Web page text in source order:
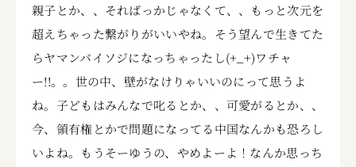
親子とか、、そればっかじゃなくて、、もっと次元を
超えちゃった繋がりがいいやね。そう望んで生きてた
らヤマンバイソジになっちゃったし(+_+)ワチャ
ー!!。。世の中、壁がなけりゃいいのにって思うよ
ね。子どもはみんなで叱るとか、、可愛がるとか、、
今、領有権とかで問題になってる中国なんかも恐ろし
いよね。もうそーゆうの、やめよーよ！なんか思っち